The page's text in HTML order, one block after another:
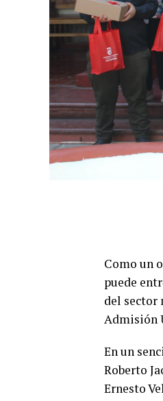
Como un
puede
del sector
Admisión
En un
Roberto
Ernesto